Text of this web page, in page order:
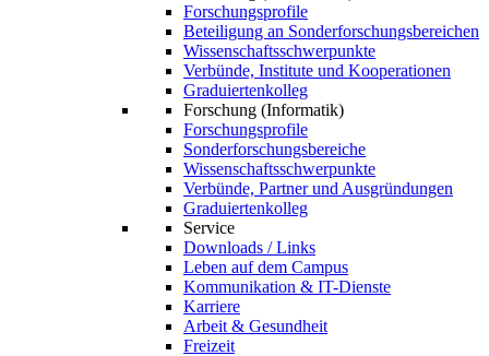
Forschungsprofile
Beteiligung an Sonderforschungsbereichen
Wissenschaftsschwerpunkte
Verbünde, Institute und Kooperationen
Graduiertenkolleg
Forschung (Informatik)
Forschungsprofile
Sonderforschungsbereiche
Wissenschaftsschwerpunkte
Verbünde, Partner und Ausgründungen
Graduiertenkolleg
Service
Downloads / Links
Leben auf dem Campus
Kommunikation & IT-Dienste
Karriere
Arbeit & Gesundheit
Freizeit